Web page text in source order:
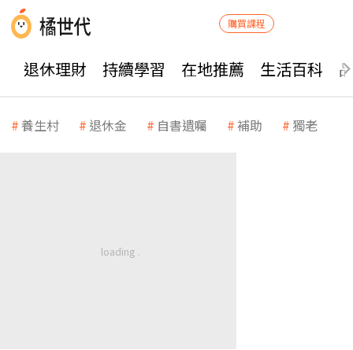
購買課程
退休理財 持續學習 在地推薦 生活百科
養生村 退休金 自書遺囑 補助 獨老